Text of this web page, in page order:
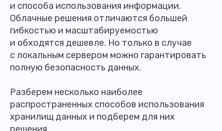
и способа использования информации.
Облачные решения отличаются большей
гибкостью и масштабируемостью
и обходятся дешевле. Но только в случае
с локальным сервером можно гарантировать
полную безопасность данных.
Разберем несколько наиболее
распространенных способов использования
хранилищ данных и подберем для них